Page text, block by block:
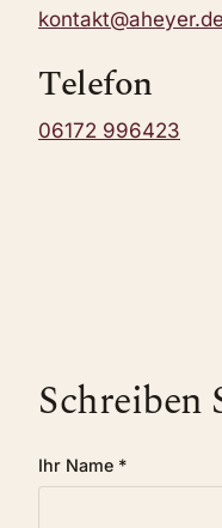
kontakt@aheyer.de
Telefon
06172 996423
Ihr Name *